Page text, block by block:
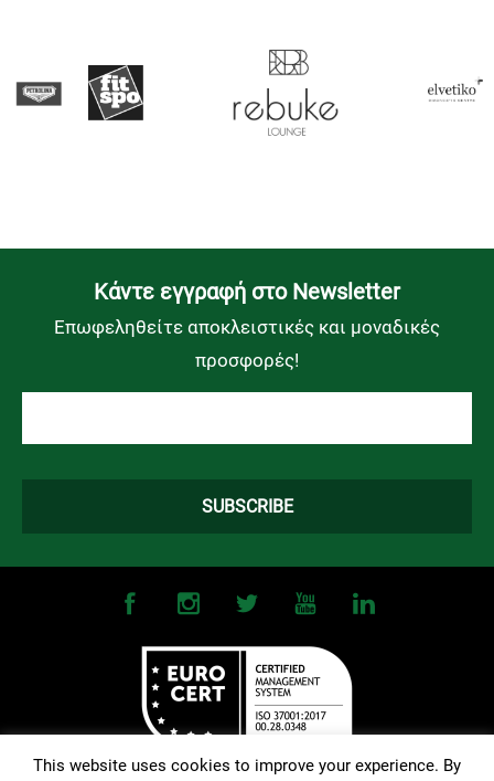
Kάντε εγγραφή στο Newsletter
Επωφεληθείτε αποκλειστικές και μοναδικές
προσφορές!
This website uses cookies to improve your experience. By